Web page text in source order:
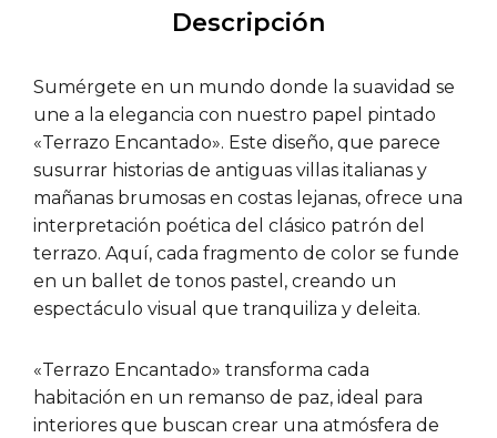
Descripción
Sumérgete en un mundo donde la suavidad se
une a la elegancia con nuestro papel pintado
«Terrazo Encantado». Este diseño, que parece
susurrar historias de antiguas villas italianas y
mañanas brumosas en costas lejanas, ofrece una
interpretación poética del clásico patrón del
terrazo. Aquí, cada fragmento de color se funde
en un ballet de tonos pastel, creando un
espectáculo visual que tranquiliza y deleita.
«Terrazo Encantado» transforma cada
habitación en un remanso de paz, ideal para
interiores que buscan crear una atmósfera de